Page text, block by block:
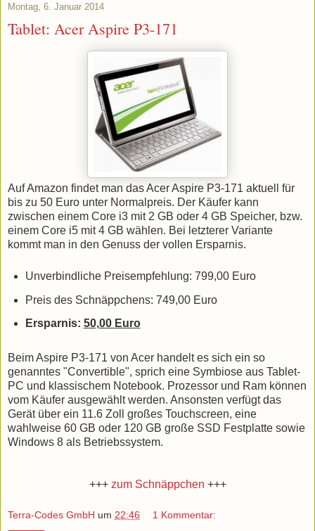
Montag, 6. Januar 2014
Tablet: Acer Aspire P3-171
Auf Amazon findet man das Acer Aspire P3-171 aktuell für
bis zu 50 Euro unter Normalpreis. Der Käufer kann
zwischen einem Core i3 mit 2 GB oder 4 GB Speicher, bzw.
einem Core i5 mit 4 GB wählen. Bei letzterer Variante
kommt man in den Genuss der vollen Ersparnis.
Unverbindliche Preisempfehlung: 799,00 Euro
Preis des Schnäppchens: 749,00 Euro
Ersparnis: 50,00 Euro
Beim Aspire P3-171 von Acer handelt es sich ein so
genanntes "Convertible", sprich eine Symbiose aus Tablet-
PC und klassischem Notebook. Prozessor und Ram können
vom Käufer ausgewählt werden. Ansonsten verfügt das
Gerät über ein 11.6 Zoll großes Touchscreen, eine
wahlweise 60 GB oder 120 GB große SSD Festplatte sowie
Windows 8 als Betriebssystem.
+++ zum Schnäppchen +++
Terra-Codes GmbH um 22:46 1 Kommentar: